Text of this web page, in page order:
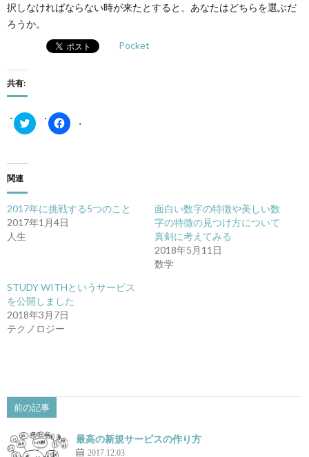
択しなければならない時が来たとすると、あなたはどちらを選ぶだ
ろうか。
Pocket
共有:
ク
リ
有
(新
し
い
で
開
き
ま
す)
Facebook
で
リ
ッ
ク
し
(新
し
い
ウ
ィ
関連
2017年に挑戦する5つのこと
2017年1月4日
人生
面白い数字の特徴や美しい数
字の特徴の見つけ方について
真剣に考えてみる
2018年5月11日
数学
STUDY WITHというサービス
を公開しました
2018年3月7日
テクノロジー
前の記事
最高の新規サービスの作り方
2017.12.03